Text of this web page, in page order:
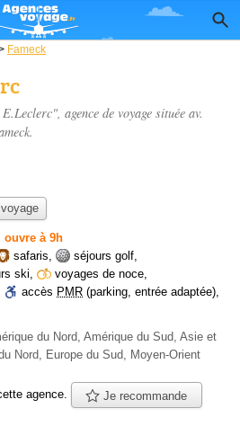
Fameck
agence de voyage située av.
ouvre à 9h
safaris, séjours golf,
ski, voyages de noce,
accès PMR (parking, entrée adaptée),
du Nord, Amérique du Sud, Asie et
Nord, Europe du Sud, Moyen-Orient
agence. Je recommande